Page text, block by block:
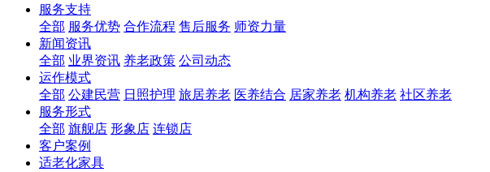
服务支持
全部 服务优势 合作流程 售后服务 师资力量
新闻资讯
全部 业界资讯 养老政策 公司动态
运作模式
全部 公建民营 日照护理 旅居养老 医养结合 居家养老 机构养老 社区养老
服务形式
全部 旗舰店 形象店 连锁店
客户案例
适老化家具